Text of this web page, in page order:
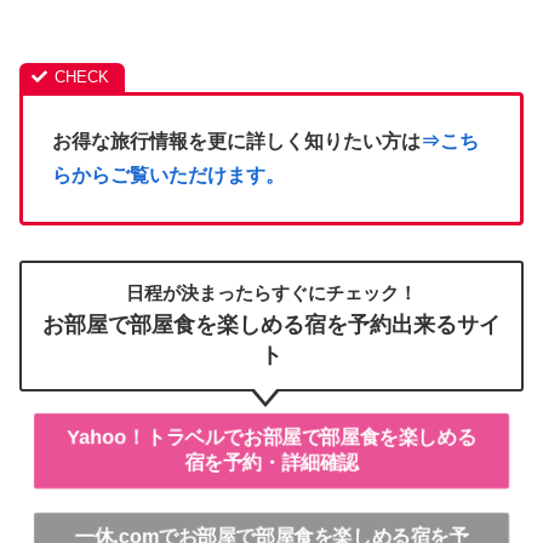
お得な旅行情報を更に詳しく知りたい方は⇒こち
らからご覧いただけます。
日程が決まったらすぐにチェック！
お部屋で部屋食を楽しめる宿を予約出来るサイ
ト
Yahoo！トラベルでお部屋で部屋食を楽しめる
宿を予約・詳細確認
一休.comでお部屋で部屋食を楽しめる宿を予